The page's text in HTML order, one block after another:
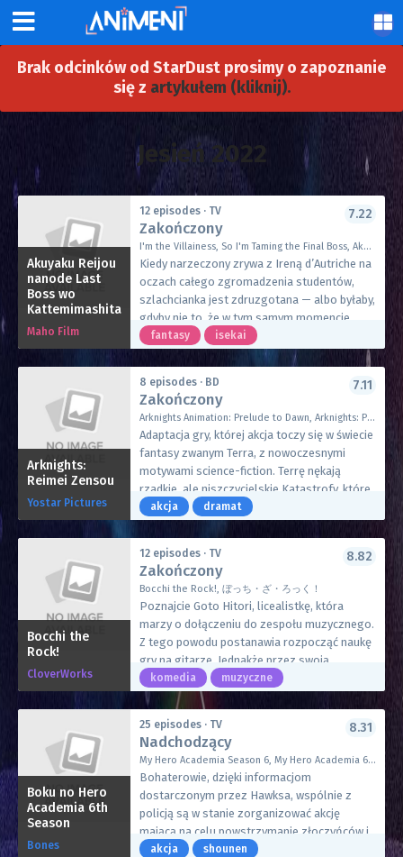
Brak odcinków od StarDust prosimy o zapoznanie
się z artykułem (kliknij).
Jesień 2022
Akuyaku Reijou
nanode Last
Boss wo
Kattemimashita
Maho Film
12 episodes · TV
Zakończony
I'm the Villainess, So I'm Taming the Final Boss, Akulas, 悪役令嬢なのでラスボスを飼ってみました
7.22
Kiedy narzeczony zrywa z Ireną d’Autriche na
oczach całego zgromadzenia studentów,
szlachcianka jest zdruzgotana — albo byłaby,
gdyby nie to, że w tym samym momencie
wróciły wspomnienia z jej poprzedniego
życia! Okazało się, że odrodziła się jako
i zgodnie z fabułą, ma zginąć z rąk króla
demonów w ciągu trzech miesięcy! Ale Irene
ma już plan: krok pierwszy — sprawić, by Król
Demonów Claude zakochał się w niej. Krok
drugi — przeżyć!
fantasy isekai
Arknights:
Reimei Zensou
Yostar Pictures
8 episodes · BD
Zakończony
Arknights Animation: Prelude to Dawn, Arknights: Prelude to Dawn, アークナイツ【黎明前奏/PRELUDE TO DAWN】
7.11
Adaptacja gry, której akcja toczy się w świecie
fantasy zwanym Terra, z nowoczesnymi
motywami science-fiction. Terrę nękają
rzadkie, ale niszczycielskie Katastrofy, które
zmuszają większość ludzi do koczowniczego
dużo energii, wobec czego jest on bardzo
pożądany, ale gdy za bardzo urośnie w siłę,
pochłania wszystko wokół siebie. Osoby
wystawione na długotrwały kontaktem z tym
minerałem rozwijają „wyniszczającą
chorobę”, znaną jako oripatia. Historia skupia
się na życiu osób zarażonych tą chorobą.
Międzynarodowa korporacja farmaceutyczna,
posiadająca siedzibę na statku, znana jako
Wyspa Rodos, oferuje pomocną dłoń i
miejsce dla Zainfekowanych. Miejsce to
jednak często musi przeprowadzać doraźne
walki z Reunion, organizacją, która dąży do
położenia kresu wszelkim działaniom
dyskryminacyjnym wymierzonym w
Zainfekowanych.
akcja dramat
Bocchi the
Rock!
CloverWorks
12 episodes · TV
Zakończony
Bocchi the Rock!, ぼっち・ざ・ろっく！
8.82
Poznajcie Goto Hitori, licealistkę, która
marzy o dołączeniu do zespołu muzycznego.
Z tego powodu postanawia rozpocząć naukę
gry na gitarze. Jednakże przez swoją
nieśmiałość nie jest w stanie nawiązać żadnej
relacji. Jej marzenie zaczyna się spełniać, gdy
nowego gitarzysty do swojego zespołu.
komedia muzyczne
Boku no Hero
Academia 6th
Season
Bones
25 episodes · TV
Nadchodzący
My Hero Academia Season 6, My Hero Academia 6, 僕のヒーローアカデミア
8.31
Bohaterowie, dzięki informacjom
dostarczonym przez Hawksa, wspólnie z
policją są w stanie zorganizować akcję
mającą na celu powstrzymanie złoczyńców i
ich knowań. Deku wraz z innymi członkami
akcja shounen